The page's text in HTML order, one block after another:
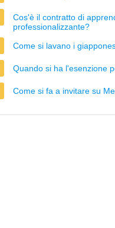
Cos'è il contratto di
professionalizzante?
Come si lavano i
Quando si ha l'esenzione
Come si fa a invitare su